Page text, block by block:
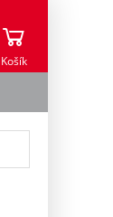
Košík